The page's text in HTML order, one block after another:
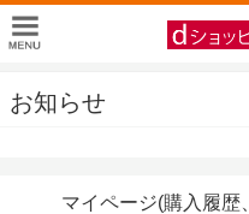
お知らせ
マイページ(購入履歴